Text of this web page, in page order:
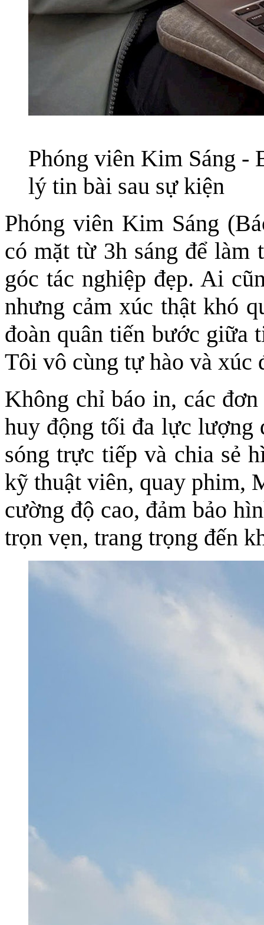
Phóng viên Kim Sáng -
lý tin bài sau sự kiện
Phóng viên Kim Sáng
có mặt từ 3h sáng để
góc tác nghiệp đẹp. Ai
nhưng cảm xúc thật khó
đoàn quân tiến bước giữa
Tôi vô cùng tự hào và xúc
Không chỉ báo in, các
huy động tối đa lực lượng
sóng trực tiếp và chia sẻ
kỹ thuật viên, quay phim,
cường độ cao, đảm bảo
trọn vẹn, trang trọng đến